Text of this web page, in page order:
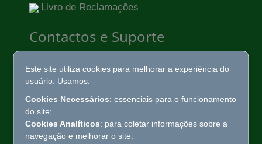
Este site utiliza cookies para melhorar a experiência do
usuário. Usamos:
Cookies Necessários: essenciais para o funcionamento
do site;
Cookies Analíticos: para coletar informações sobre a
navegação e melhorar o site.
Livro de Reclamações
Contactos e Suporte
2675-225 Odivelas
T +351 219 383 430